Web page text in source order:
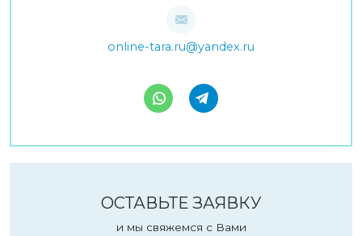
online-tara.ru@yandex.ru
ОСТАВЬТЕ ЗАЯВКУ
и мы свяжемся с Вами